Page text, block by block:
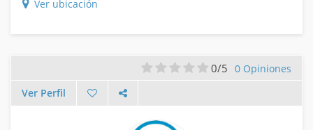
Ver ubicación
0/5 0 Opiniones
Ver Perfil